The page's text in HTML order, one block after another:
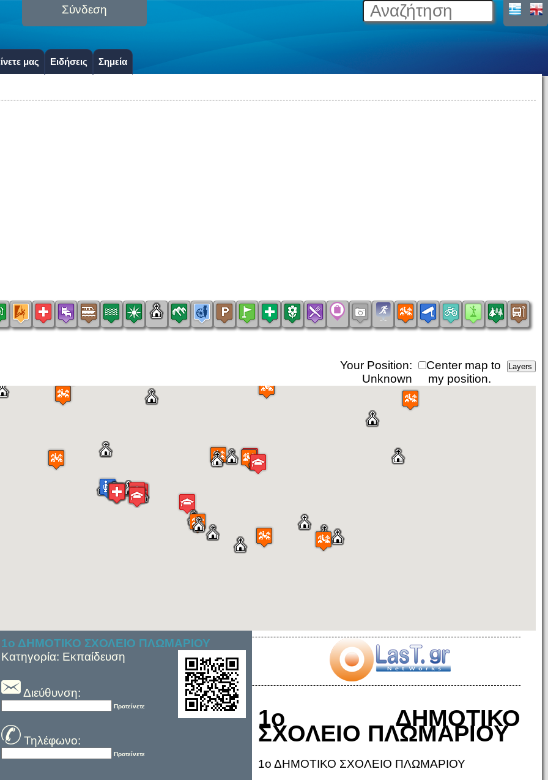
Σύνδεση
μας Ειδήσεις Σημεία
Center map to
my position.
Your Position:
Unknown
1ο ΔΗΜΟΤΙΚΟ ΣΧΟΛΕΙΟ ΠΛΩΜΑΡΙΟΥ
Κατηγορία: Εκπαίδευση
Διεύθυνση:
Προτείνετε
Τηλέφωνο:
Προτείνετε
1ο ΔΗΜΟΤΙΚΟ
ΣΧΟΛΕΙΟ ΠΛΩΜΑΡΙΟΥ
1ο ΔΗΜΟΤΙΚΟ ΣΧΟΛΕΙΟ ΠΛΩΜΑΡΙΟΥ